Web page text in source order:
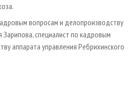
вопросам и делопроизводству
Зарипова, специалист по кадровым
аппарата управления Ребрихинского